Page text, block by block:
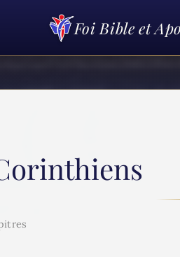
Foi Bible et